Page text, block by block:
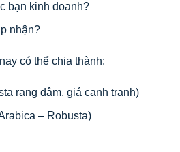
bạn kinh doanh?
nhận?
có thể chia thành:
rang đậm, giá cạnh tranh)
– Robusta)